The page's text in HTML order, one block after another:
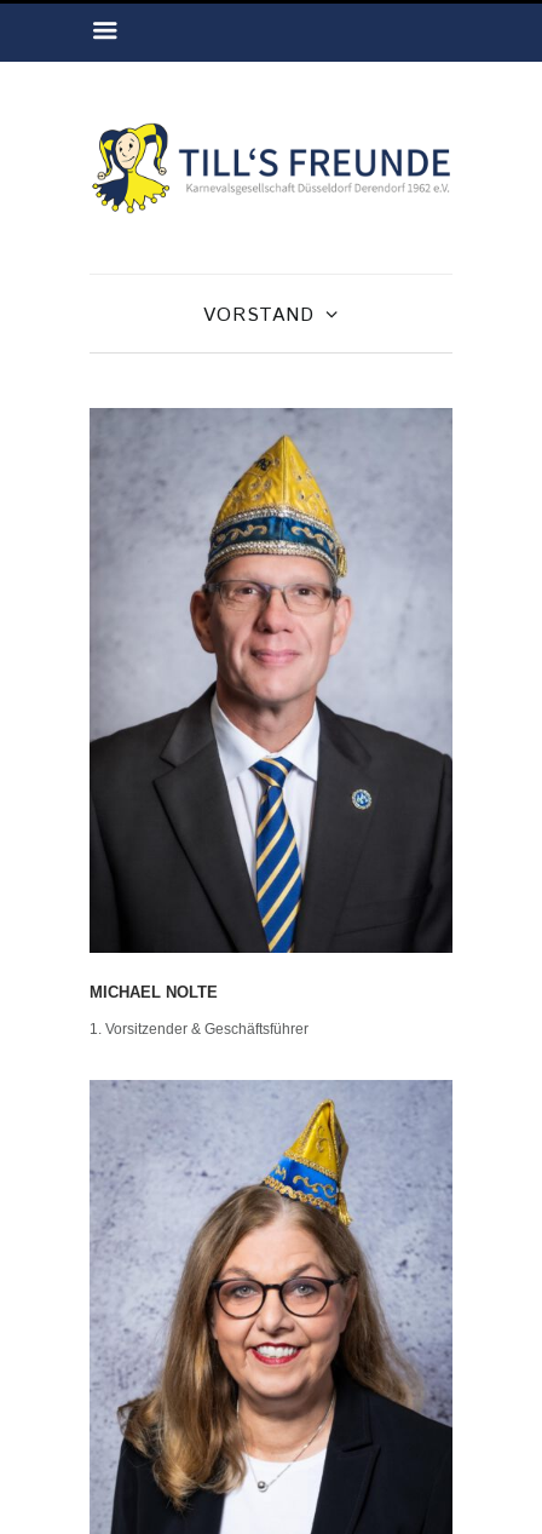
VORSTAND
MICHAEL NOLTE
1. Vorsitzender & Geschäftsführer